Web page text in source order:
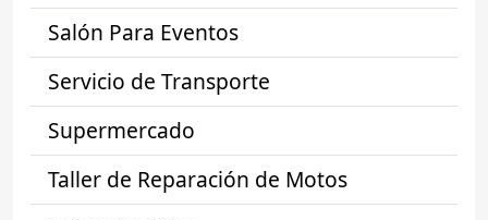
Salón Para Eventos
Servicio de Transporte
Supermercado
Taller de Reparación de Motos